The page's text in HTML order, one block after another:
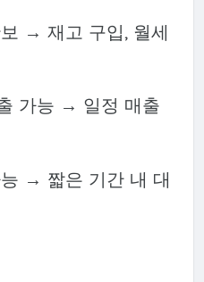
→ 재고 구입, 월세
가능 → 일정 매출
→ 짧은 기간 내 대